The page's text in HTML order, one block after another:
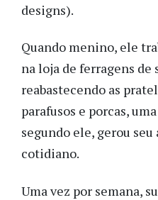
designs).
Quando menino, ele
na loja de ferragens de
reabastecendo as
parafusos e porcas,
segundo ele, gerou
cotidiano.
Uma vez por semana,